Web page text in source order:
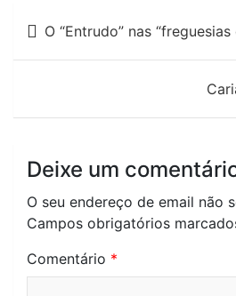
Navegação
de
O “Entrudo” nas
Deixe um
O seu endereço de email não
Campos obrigatórios
Comentário *